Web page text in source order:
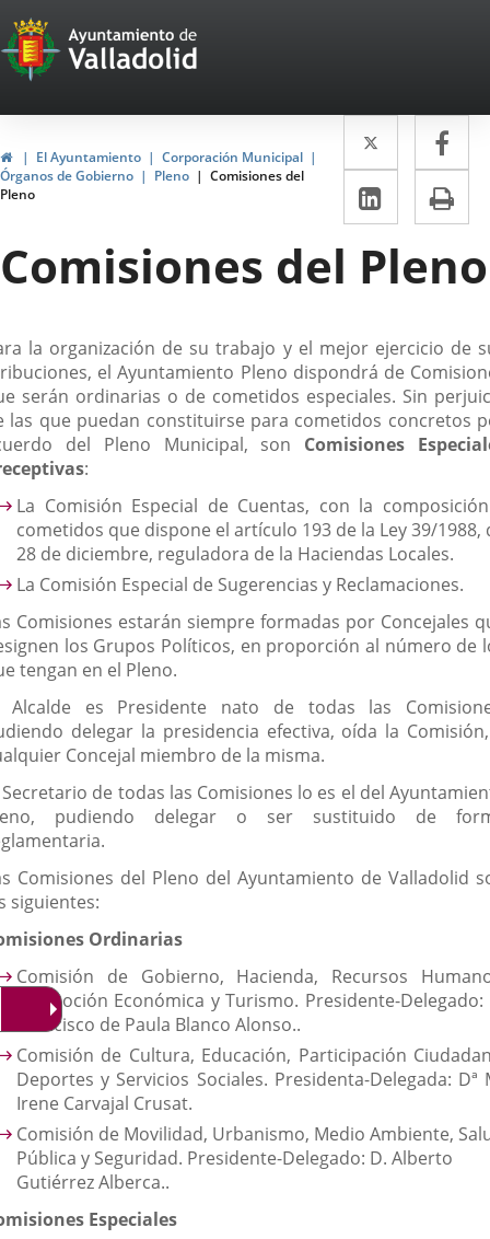
Portal
Web
del
Ayuntamiento
de
Valladolid
InicioEl Ayuntamiento
Corporación Municipal
Órganos de Gobierno
Pleno
Comisiones del
Pleno
Twitter
Enlace
a
una
externa.
a
LinkedIn
Enlace
a
una
externa.
Comisiones del Pleno
la organización de su trabajo y el mejor ejercicio de
el Ayuntamiento Pleno dispondrá de
serán ordinarias o de cometidos especiales. Sin
las que puedan constituirse para cometidos concretos
del Pleno Municipal, son Comisiones
:
La Comisión Especial de Cuentas, con la
cometidos que dispone el artículo 193 de la Ley 39/1988,
28 de diciembre, reguladora de la Haciendas Locales.
La Comisión Especial de Sugerencias y Reclamaciones.
Comisiones estarán siempre formadas por Concejales
los Grupos Políticos, en proporción al número de
tengan en el Pleno.
Alcalde es Presidente nato de todas las
delegar la presidencia efectiva, oída la
Concejal miembro de la misma.
Secretario de todas las Comisiones lo es el del
pudiendo delegar o ser sustituido de
Comisiones del Pleno del Ayuntamiento de Valladolid
siguientes:
Ordinarias
Comisión de Gobierno, Hacienda, Recursos
Promoción Económica y Turismo. Presidente-Delegado:
Francisco de Paula Blanco Alonso..
Comisión de Cultura, Educación, Participación
Deportes y Servicios Sociales. Presidenta-Delegada: Dª
Irene Carvajal Crusat.
Comisión de Movilidad, Urbanismo, Medio Ambiente,
Pública y Seguridad. Presidente-Delegado: D. Alberto
Gutiérrez Alberca..
Especiales